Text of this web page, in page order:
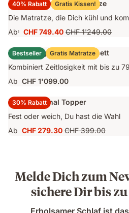
40% Rabatt
Gratis Kissen!
Emma Original Pro Matratze
Die Matratze, die Dich kühl und
Ab1
Preis
CHF 749.40
CHF 749.40 Ursprünglicher
Preis
CHF 1'249.00
CHF 1'249.00
Bestseller Gratis Matratze
Emma Original Stauraumbett
Kombiniert Zeitlosigkeit mit bis zu
Ab CHF 1'099.00
30% Rabatt
Emma Original Topper
Fest oder weich, Du hast die Wahl
Ab Preis
CHF 279.30 Ursprünglicher
CHF 399.00
Melde Dich zum
sichere Dir bis